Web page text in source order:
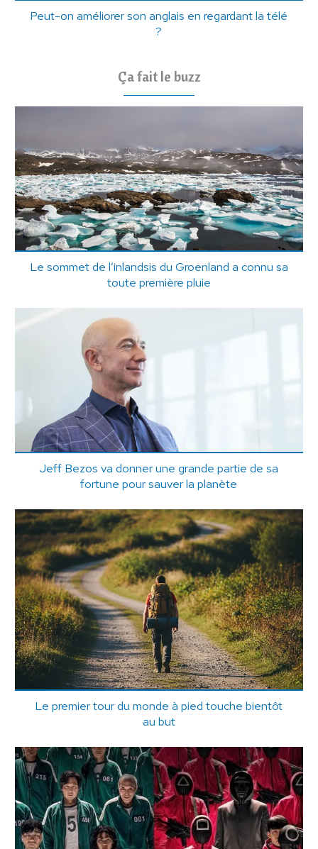
Peut-on améliorer son anglais en regardant la télé
?
Ça fait le buzz
Le sommet de l’inlandsis du Groenland a connu sa
toute première pluie
Jeff Bezos va donner une grande partie de sa
fortune pour sauver la planète
Le premier tour du monde à pied touche bientôt
au but